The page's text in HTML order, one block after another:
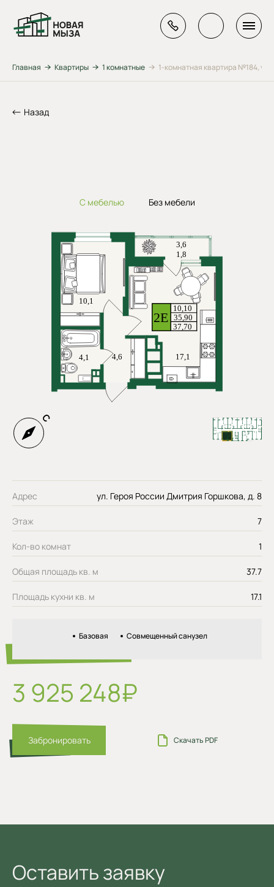
Главная Квартиры 1 комнатные 1-комнатная квартира №184, ул.
Назад
С мебелью Без мебели
Адрес ул. Героя России Дмитрия Горшкова, д. 8
Этаж 7
Кол-во комнат 1
Общая площадь кв. м 37.7
Площадь кухни кв. м 17.1
Базовая Совмещенный санузел
3 925 248₽
Забронировать Скачать PDF
Оставить заявку